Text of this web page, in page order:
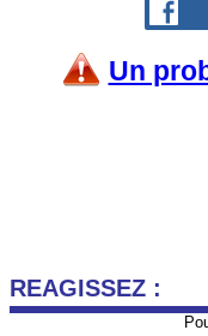
Un
REAGISSEZ :